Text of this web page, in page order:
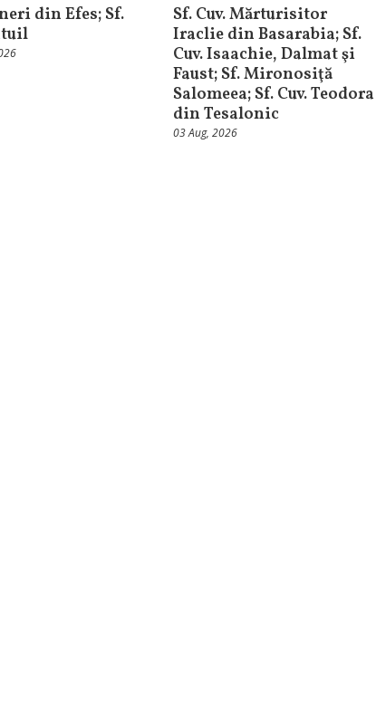
din Efes; Sf.
Sf. Cuv. Mărturisitor
Iraclie din Basarabia; Sf.
Cuv. Isaachie, Dalmat şi
Faust; Sf. Mironosiţă
Salomeea; Sf. Cuv. Teodora
din Tesalonic
03 Aug, 2026